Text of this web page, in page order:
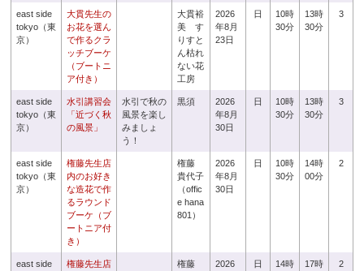
east side
tokyo（東
京）
大貫先生の
お花を選ん
で作るクラ
ッチブーケ
（ブートニ
ア付き）
大貫裕
美 す
りすと
ん枯れ
ない花
工房
2026
年8月
23日
日
10時
30分
13時
30分
3
east side
tokyo（東
京）
水引講習会
「近づく秋
の風景」
水引で秋の
風景を楽し
みましょ
う！
黒須
2026
年8月
30日
日
10時
30分
13時
30分
3
east side
tokyo（東
京）
権藤先生店
内のお好き
な造花で作
るラウンド
ブーケ（ブ
ートニア付
き）
権藤
貴代子
（offic
e hana
801）
2026
年8月
30日
日
10時
30分
14時
00分
2
east side
権藤先生店
権藤
2026
日
14時
17時
2